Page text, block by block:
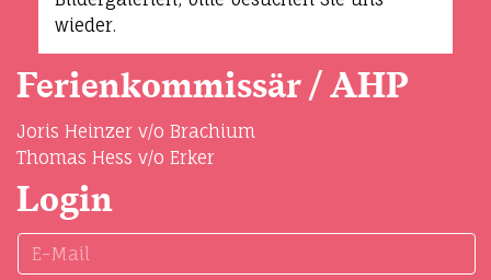
wieder.
Ferienkommissär / AHP
Joris Heinzer v/o Brachium
Thomas Hess v/o Erker
Login